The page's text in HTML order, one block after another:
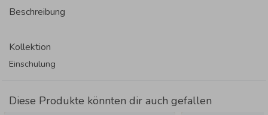
Beschreibung
Kollektion
Einschulung
Diese Produkte könnten dir auch gefallen